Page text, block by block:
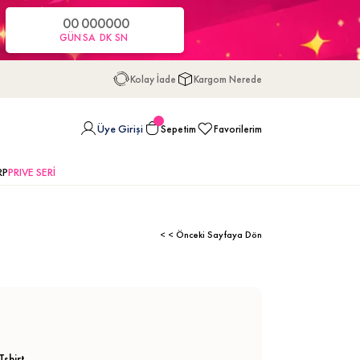
00
GÜN
00
SA
00
DK
00
SN
Kolay İade Kargom Nerede
Üye Girişi Sepetim Favorilerim
PRIVE SERİ
< < Önceki Sayfaya Dön